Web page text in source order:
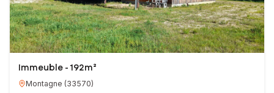
Immeuble - 192m²
Montagne (33570)